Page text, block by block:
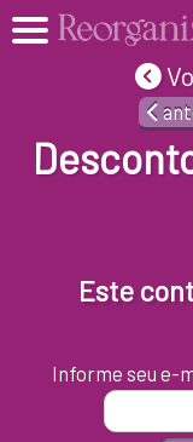
Este
Informe seu e-